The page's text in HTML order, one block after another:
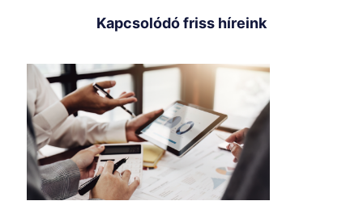
Kapcsolódó friss híreink